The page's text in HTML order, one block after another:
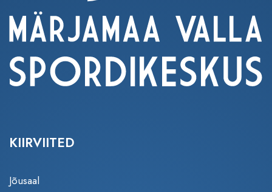
KIIRVIITED
Jõusaal